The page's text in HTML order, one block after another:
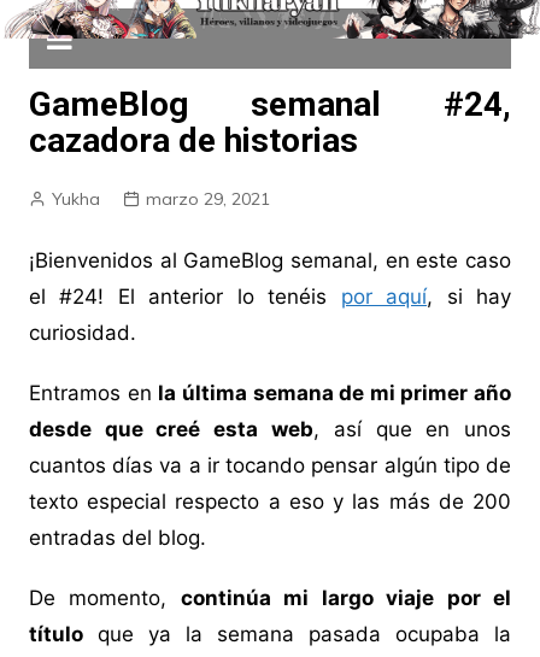
GameBlog semanal #24,
cazadora de historias
Yukha marzo 29, 2021
¡Bienvenidos al GameBlog semanal, en este caso
el #24! El anterior lo tenéis por aquí, si hay
curiosidad.
Entramos en la última semana de mi primer año
desde que creé esta web, así que en unos
cuantos días va a ir tocando pensar algún tipo de
texto especial respecto a eso y las más de 200
entradas del blog.
De momento, continúa mi largo viaje por el
títuloque ya la semana pasada ocupaba la